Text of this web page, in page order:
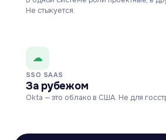
Не стыкуется.
☁
SSO SAAS
За рубежом
Okta — это облако в США. Не для